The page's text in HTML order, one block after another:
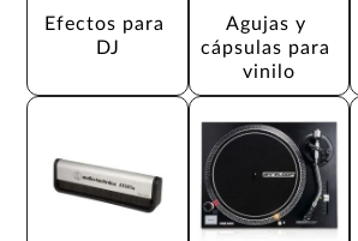
Efectos para
DJ
Agujas y
cápsulas para
vinilo